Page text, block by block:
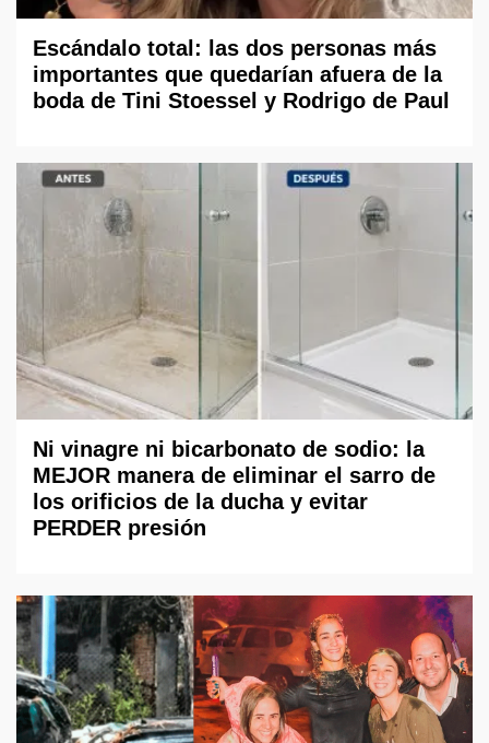
Escándalo total: las dos personas más
importantes que quedarían afuera de la
boda de Tini Stoessel y Rodrigo de Paul
Ni vinagre ni bicarbonato de sodio: la
MEJOR manera de eliminar el sarro de
los orificios de la ducha y evitar
PERDER presión